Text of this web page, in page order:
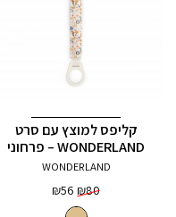
קליפס למוצץ עם סרט
WONDERLAND – פרחוני
WONDERLAND
₪80
המחיר
המקורי
₪56